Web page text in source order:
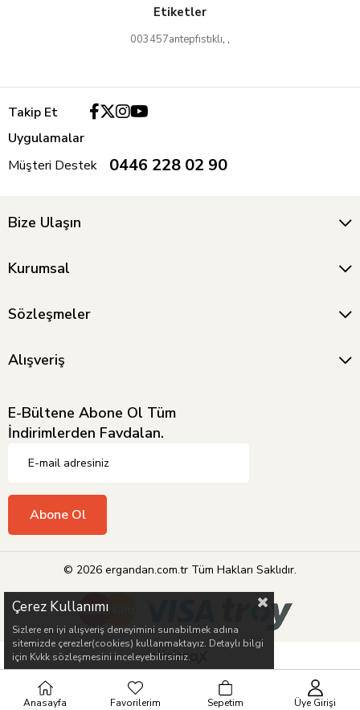
Etiketler
003457antepfıstıklı, ,
Takip Et
Uygulamalar
Müşteri Destek
0446 228 02 90
Bize Ulaşın
Kurumsal
Sözleşmeler
Alışveriş
E-Bültene Abone Ol Tüm
İndirimlerden Favdalan.
Abone Ol
© 2026 ergandan.com.tr Tüm Hakları Saklıdır.
Çerez Kullanımı
Sizlere en iyi alışveriş deneyimini sunabilmek adına
sitemizde çerezler(cookies) kullanmaktayız. Detaylı bilgi
için Kvkk sözleşmesini inceleyebilirsiniz.
Anasayfa Favorilerim Sepetim Üye Girişi